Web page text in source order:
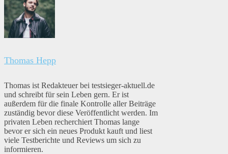
Thomas Hepp
Thomas ist Redakteuer bei testsieger-aktuell.de
und schreibt für sein Leben gern. Er ist
außerdem für die finale Kontrolle aller Beiträge
zuständig bevor diese Veröffentlicht werden. Im
privaten Leben recherchiert Thomas lange
bevor er sich ein neues Produkt kauft und liest
viele Testberichte und Reviews um sich zu
informieren.